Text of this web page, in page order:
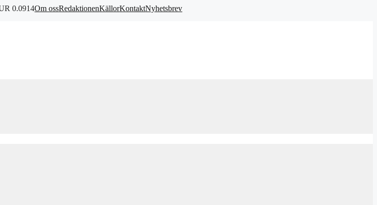
0.0914Om ossRedaktionenKällorKontaktNyhetsbrev